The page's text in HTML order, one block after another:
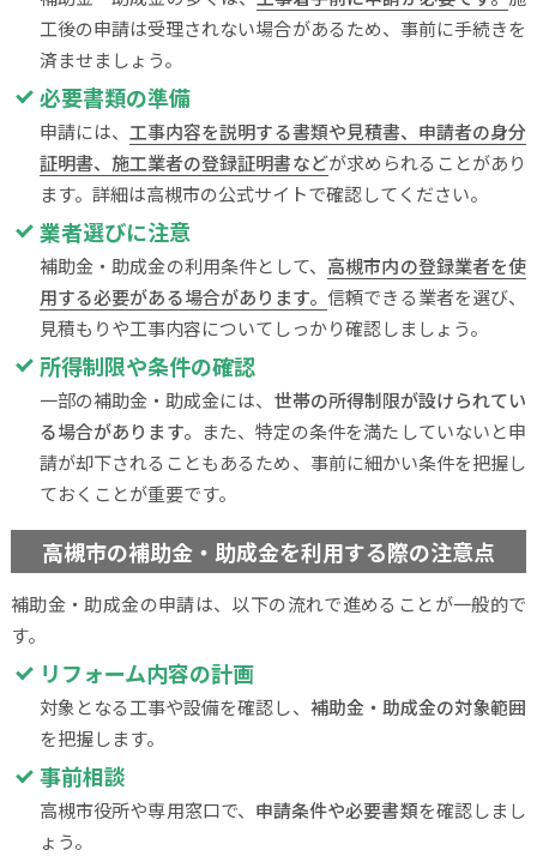
工後の申請は受理されない場合があるため、事前に手続きを
済ませましょう。
必要書類の準備
申請には、 工事内容を説明する書類や見積書、申請者の身分
証明書、施工業者の登録証明書などが求められることがあり
ます。詳細は高槻市の公式サイトで確認してください。
業者選びに注意
補助金・助成金の利用条件として、 高槻市内の登録業者を使
用する必要がある場合があります。信頼できる業者を選び、
見積もりや工事内容についてしっかり確認しましょう。
所得制限や条件の確認
一部の補助金・助成金には、 世帯の所得制限が設けられてい
る場合があります。 また、特定の条件を満たしていないと申
請が却下されることもあるため、事前に細かい条件を把握し
ておくことが重要です。
高槻市の補助金・助成金を利用する際の注意点
補助金・助成金の申請は、以下の流れで進めることが一般的で
す。
リフォーム内容の計画
対象となる工事や設備を確認し、 補助金・助成金の対象範囲
を把握します。
事前相談
高槻市役所や専用窓口で、 申請条件や必要書類を確認しまし
ょう。